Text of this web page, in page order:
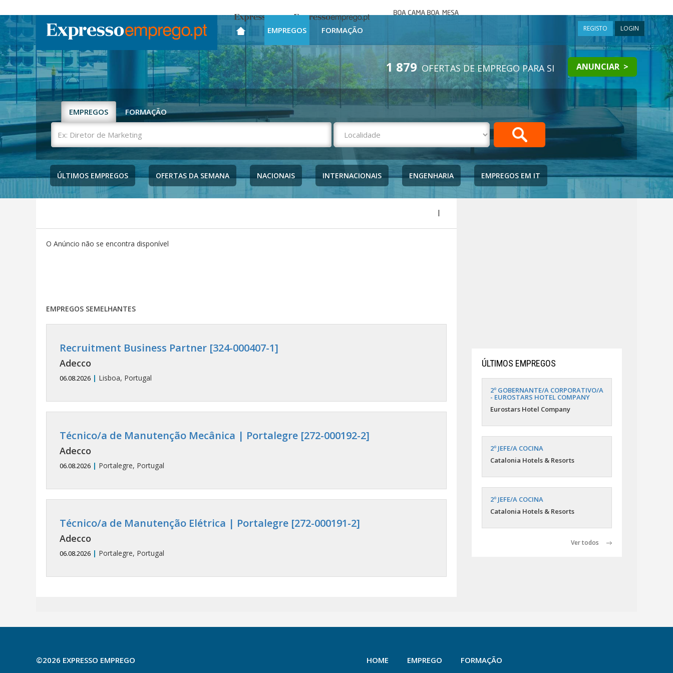
Expresso Expresso Emprego
mesa
EMPREGOS FORMAÇÃO REGISTO LOGIN
1 879 OFERTAS DE EMPREGO PARA SI ANUNCIAR >
EMPREGOS FORMAÇÃO
Ex:
Diretor
de
ÚLTIMOS EMPREGOS
OFERTAS DA SEMANA NACIONAIS INTERNACIONAIS ENGENHARIA EMPREGOS EM IT
|
O Anúncio não se encontra disponível
EMPREGOS SEMELHANTES
Recruitment Business Partner [324-000407-1]
Adecco
06.08.2026 | Lisboa, Portugal
Técnico/a de Manutenção Mecânica | Portalegre [272-000192-2]
Adecco
06.08.2026 | Portalegre, Portugal
Técnico/a de Manutenção Elétrica | Portalegre [272-000191-2]
Adecco
06.08.2026 | Portalegre, Portugal
ÚLTIMOS EMPREGOS
2º GOBERNANTE/A CORPORATIVO/A
- EUROSTARS HOTEL COMPANY
Eurostars Hotel Company
2º JEFE/A COCINA
Catalonia Hotels & Resorts
2º JEFE/A COCINA
Catalonia Hotels & Resorts
Ver todos
©2026 EXPRESSO EMPREGO HOME EMPREGO FORMAÇÃO